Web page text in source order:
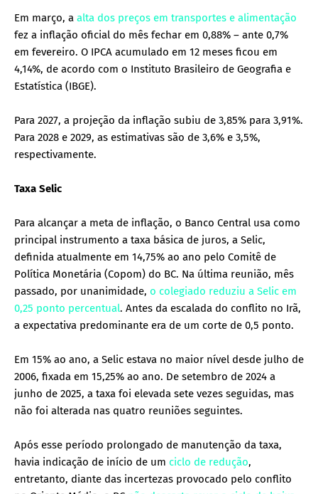
Em março, a alta dos preços em transportes e alimentação
fez a inflação oficial do mês fechar em 0,88% – ante 0,7%
em fevereiro. O IPCA acumulado em 12 meses ficou em
4,14%, de acordo com o Instituto Brasileiro de Geografia e
Estatística (IBGE).
Para 2027, a projeção da inflação subiu de 3,85% para 3,91%.
Para 2028 e 2029, as estimativas são de 3,6% e 3,5%,
respectivamente.
Taxa Selic
Para alcançar a meta de inflação, o Banco Central usa como
principal instrumento a taxa básica de juros, a Selic,
definida atualmente em 14,75% ao ano pelo Comitê de
Política Monetária (Copom) do BC. Na última reunião, mês
passado, por unanimidade, o colegiado reduziu a Selic em
0,25 ponto percentual. Antes da escalada do conflito no Irã,
a expectativa predominante era de um corte de 0,5 ponto.
Em 15% ao ano, a Selic estava no maior nível desde julho de
2006, fixada em 15,25% ao ano. De setembro de 2024 a
junho de 2025, a taxa foi elevada sete vezes seguidas, mas
não foi alterada nas quatro reuniões seguintes.
Após esse período prolongado de manutenção da taxa,
havia indicação de início de um ciclo de redução,
entretanto, diante das incertezas provocado pelo conflito